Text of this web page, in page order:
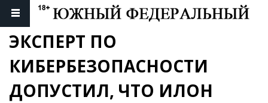
ЭКСПЕРТ ПО
КИБЕРБЕЗОПАСНОСТИ
ДОПУСТИЛ, ЧТО ИЛОН